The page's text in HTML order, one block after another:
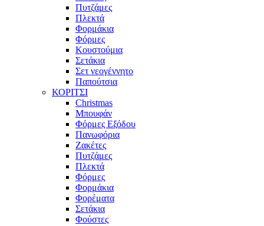
Πυτζάμες
Πλεκτά
Φορμάκια
Φόρμες
Κουστούμια
Σετάκια
Σετ νεογέννητο
Παπούτσια
ΚΟΡΙΤΣΙ
Christmas
Μπουφάν
Φόρμες Εξόδου
Πανωφόρια
Ζακέτες
Πυτζάμες
Πλεκτά
Φόρμες
Φορμάκια
Φορέματα
Σετάκια
Φούστες